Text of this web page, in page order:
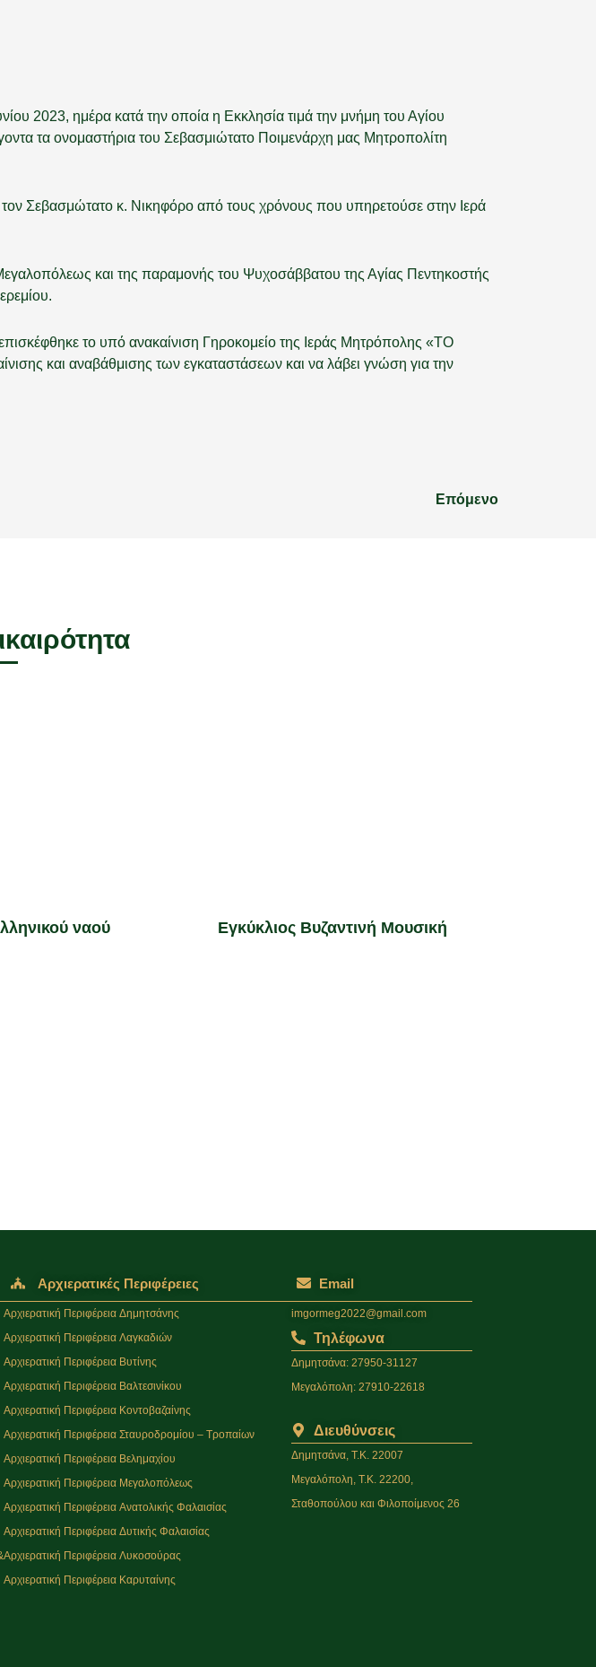
2023, ημέρα κατά την οποία η Εκκλησία τιμά την μνήμη του Αγίου
τα ονομαστήρια του Σεβασμιώτατο Ποιμενάρχη μας Μητροπολίτη
Σεβασμώτατο κ. Νικηφόρο από τους χρόνους που υπηρετούσε στην Ιερά
και της παραμονής του Ψυχοσάββατου της Αγίας Πεντηκοστής
το υπό ανακαίνιση Γηροκομείο της Ιεράς Μητρόπολης «ΤΟ
και αναβάθμισης των εγκαταστάσεων και να λάβει γνώση για την
Επόμενο
ναού Εγκύκλιος Βυζαντινή Μουσική
Αρχιερατικές Περιφέρειες
Αρχιερατική Περιφέρεια Δημητσάνης
Αρχιερατική Περιφέρεια Λαγκαδιών
Αρχιερατική Περιφέρεια Βυτίνης
Αρχιερατική Περιφέρεια Βαλτεσινίκου
Αρχιερατική Περιφέρεια Κοντοβαζαίνης
Αρχιερατική Περιφέρεια Σταυροδρομίου – Τροπαίων
Αρχιερατική Περιφέρεια Βελημαχίου
Αρχιερατική Περιφέρεια Μεγαλοπόλεως
Αρχιερατική Περιφέρεια Ανατολικής Φαλαισίας
Αρχιερατική Περιφέρεια Δυτικής Φαλαισίας
Αρχιερατική Περιφέρεια Λυκοσούρας
Αρχιερατική Περιφέρεια Καρυταίνης
Email
imgormeg2022@gmail.com
Τηλέφωνα
Δημητσάνα: 27950-31127
Μεγαλόπολη: 27910-22618
Διευθύνσεις
Δημητσάνα, Τ.Κ. 22007
Μεγαλόπολη, Τ.Κ. 22200,
Σταθοπούλου και Φιλοποίμενος 26